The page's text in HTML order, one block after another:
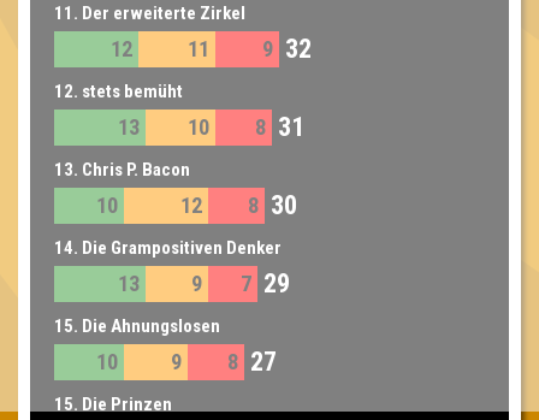
11. Der erweiterte Zirkel
12 11 9 32
12. stets bemüht
13 10 8 31
13. Chris P. Bacon
10 12 8 30
14. Die Grampositiven Denker
13 9 7 29
15. Die Ahnungslosen
10 9 8 27
15. Die Prinzen